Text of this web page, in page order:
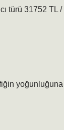
türü 31752 TL